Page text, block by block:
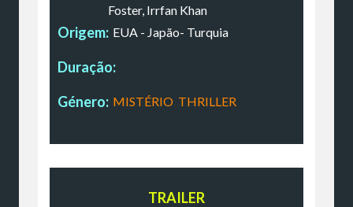
Foster, Irrfan Khan
Origem: EUA - Japão- Turquia
Duração:
Género: MISTÉRIO, THRILLER
TRAILER